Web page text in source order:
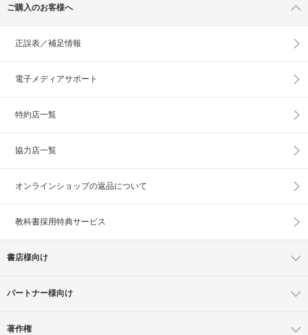
ご購入のお客様へ
正誤表／補足情報
電子メディアサポート
特約店一覧
協力店一覧
オンラインショップの返品について
教科書採用特典サービス
書店様向け
パートナー様向け
著作権